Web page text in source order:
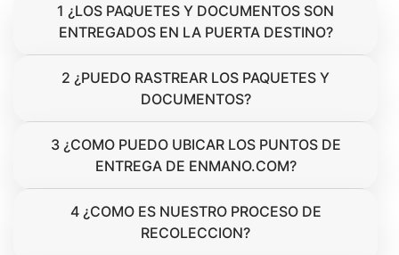
1 ¿LOS PAQUETES Y DOCUMENTOS SON
ENTREGADOS EN LA PUERTA DESTINO?
2 ¿PUEDO RASTREAR LOS PAQUETES Y
DOCUMENTOS?
3 ¿COMO PUEDO UBICAR LOS PUNTOS DE
ENTREGA DE ENMANO.COM?
4 ¿COMO ES NUESTRO PROCESO DE
RECOLECCION?